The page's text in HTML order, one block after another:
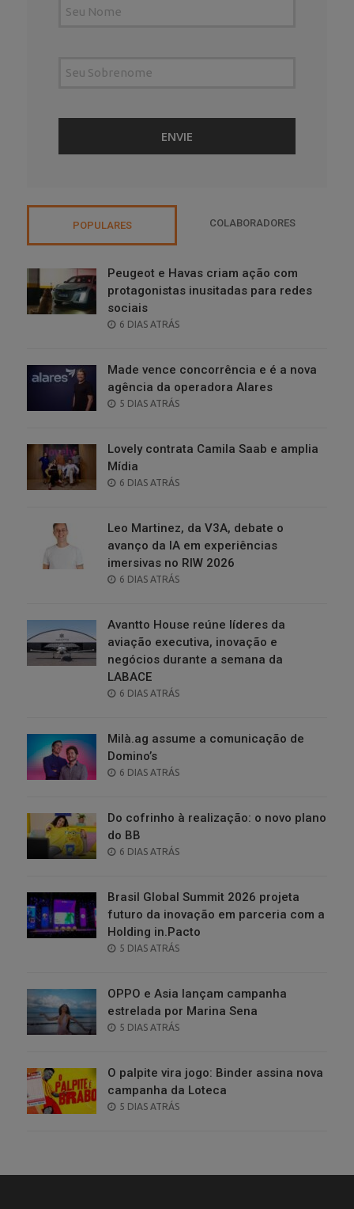
POPULARES COLABORADORES
Peugeot e Havas criam ação com
protagonistas inusitadas para redes
sociais
POSTED
6 DIAS ATRÁS
Made vence concorrência e é a nova
agência da operadora Alares
POSTED
5 DIAS ATRÁS
Lovely contrata Camila Saab e amplia
Mídia
POSTED
6 DIAS ATRÁS
Leo Martinez, da V3A, debate o
avanço da IA em experiências
imersivas no RIW 2026
POSTED
6 DIAS ATRÁS
Avantto House reúne líderes da
aviação executiva, inovação e
negócios durante a semana da
LABACE
POSTED
6 DIAS ATRÁS
Milà.ag assume a comunicação de
Domino’s
POSTED
6 DIAS ATRÁS
Do cofrinho à realização: o novo plano
do BB
POSTED
6 DIAS ATRÁS
Brasil Global Summit 2026 projeta
futuro da inovação em parceria com a
Holding in.Pacto
POSTED
5 DIAS ATRÁS
OPPO e Asia lançam campanha
estrelada por Marina Sena
POSTED
5 DIAS ATRÁS
O palpite vira jogo: Binder assina nova
campanha da Loteca
POSTED
5 DIAS ATRÁS